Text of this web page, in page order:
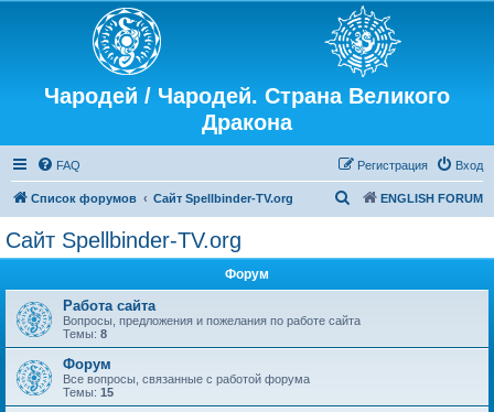
Чародей / Чародей. Страна Великого
Дракона
FAQ Вход
Регистрация
Список форумов Сайт Spellbinder-TV.org ENGLISH FORUM
Сайт Spellbinder-TV.org
Форум
Работа сайта
Вопросы, предложения и пожелания по работе сайта
Темы: 8
Форум
Все вопросы, связанные с работой форума
Темы: 15